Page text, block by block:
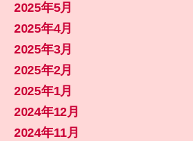
2025年5月
2025年4月
2025年3月
2025年2月
2025年1月
2024年12月
2024年11月